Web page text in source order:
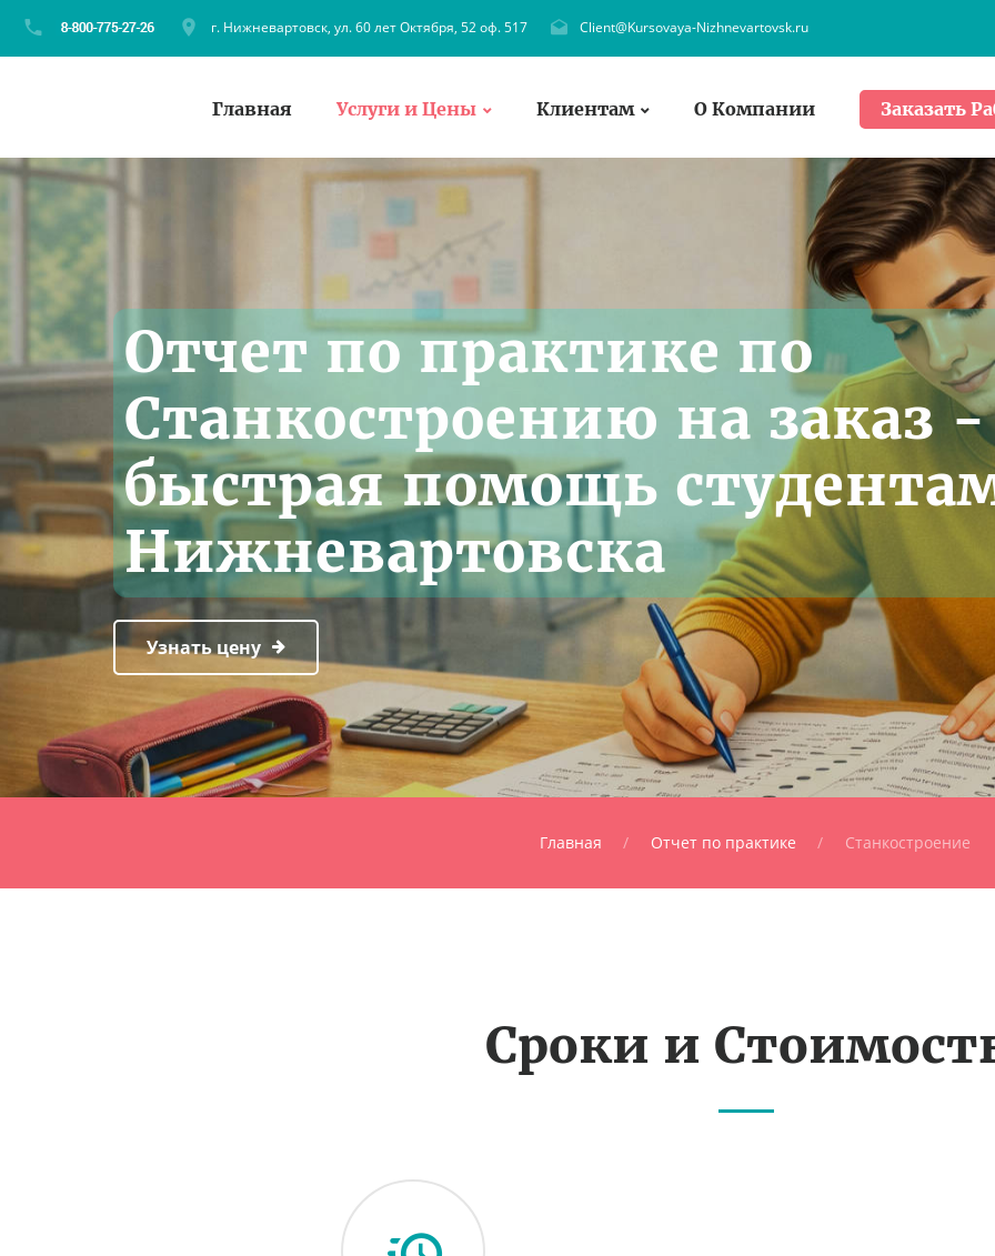
г. Нижневартовск, ул. 60 лет Октября, 52 оф. 517 Client@Kursovaya-Nizhnevartovsk.ru
Главная Услуги и Цены Клиентам О Компании Заказать
Отчет по практике по
Станкостроению на заказ -
быстрая помощь
Нижневартовска
Узнать цену
Главная Отчет по практике Станкостроение
Сроки и